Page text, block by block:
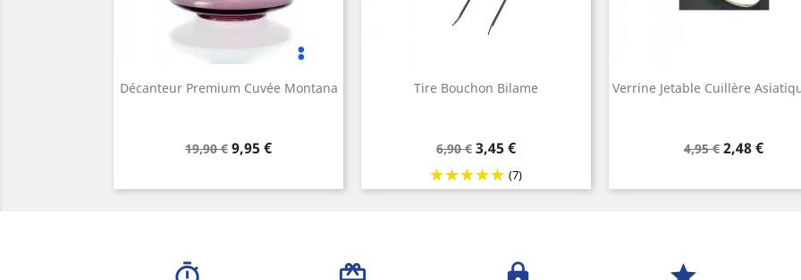
Décanteur Premium Cuvée Montana
Prix
19,90 € Prix
9,95 €
Tire Bouchon Bilame
Prix
de
base
6,90 € Prix
3,45 €
(7)
Verrine Jetable Cuillère
Prix
4,95 € Prix
2,48 €